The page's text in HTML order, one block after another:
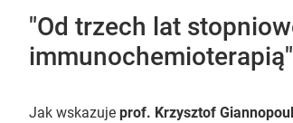
"Od trzech lat
immunochemioterapią"
Jak wskazuje prof. Krzysztof